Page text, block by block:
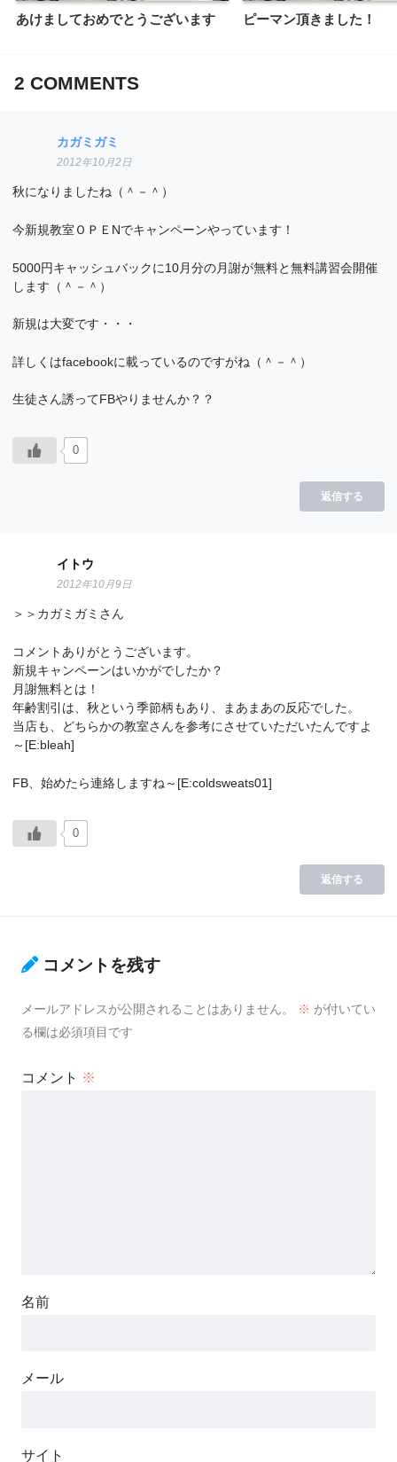
あけましておめでとうございます ピーマン頂きました！
2 COMMENTS
カガミガミ
2012年10月2日
秋になりましたね（＾－＾）
今新規教室ＯＰＥNでキャンペーンやっています！
5000円キャッシュバックに10月分の月謝が無料と無料講習会開催
します（＾－＾）
新規は大変です・・・
詳しくはfacebookに載っているのですがね（＾－＾）
生徒さん誘ってFBやりませんか？？
0
返信する
イトウ
2012年10月9日
＞＞カガミガミさん
コメントありがとうございます。
新規キャンペーンはいかがでしたか？
月謝無料とは！
年齢割引は、秋という季節柄もあり、まあまあの反応でした。
当店も、どちらかの教室さんを参考にさせていただいたんですよ
～[E:bleah]
FB、始めたら連絡しますね～[E:coldsweats01]
0
返信する
コメントを残す
メールアドレスが公開されることはありません。 ※ が付いてい
る欄は必須項目です
コメント ※
名前
メール
サイト